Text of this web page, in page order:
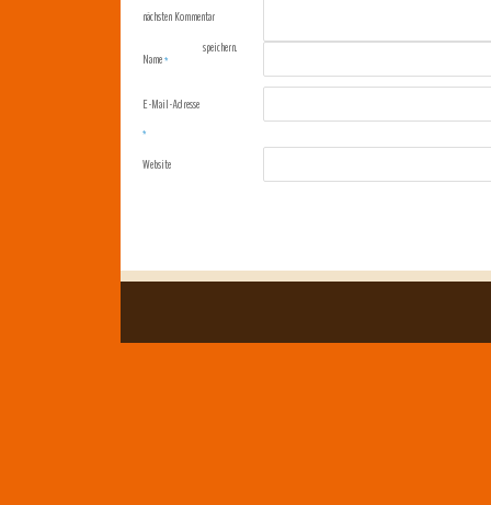
Name*
E-Mail-Adresse
*
Website
nächsten Kommentar
speichern.